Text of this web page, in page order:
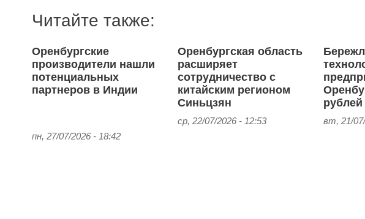
Читайте также:
Оренбургские
производители нашли
потенциальных
партнеров в Индии
пн, 27/07/2026 - 18:42
Оренбургская область
расширяет
сотрудничество с
китайским регионом
Синьцзян
ср, 22/07/2026 - 12:53
рублей
вт, 21/